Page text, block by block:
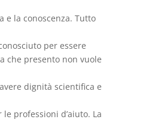
e la conoscenza. Tutto
per essere
che presento non vuole
dignità scientifica e
professioni d’aiuto. La